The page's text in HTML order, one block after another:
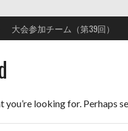
大会参加チーム（第39回）
you’re looking for. Perhaps